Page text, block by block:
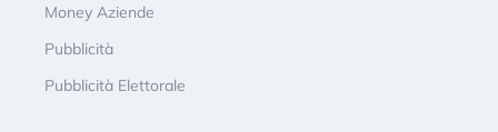
Money Aziende
Pubblicità
Pubblicità Elettorale